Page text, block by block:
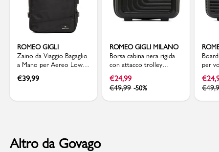
ROMEO GIGLI
Zaino da Viaggio Bagaglio
a Mano per Aereo Low
Cost nero Romeo Gigli
€39,99
ROMEO GIGLI MILANO
Borsa cabina nera rigida
con attacco trolley
Romeo Gigi Milano
€24,99
€49,99 -50%
per
Gigli
€
€
Altro da Govago